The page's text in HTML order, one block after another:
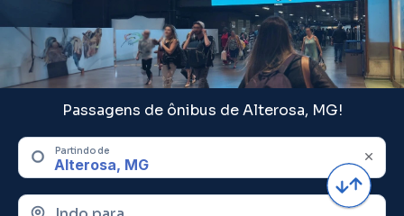
Passagens de ônibus de Alterosa, MG!
Partindo de